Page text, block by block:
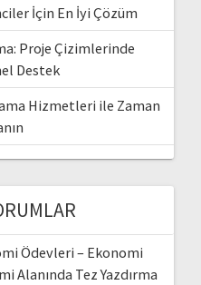
İçin En İyi Çözüm
Proje Çizimlerinde
Destek
Hizmetleri ile Zaman
Ödevleri – Ekonomi
Alanında Tez Yazdırma